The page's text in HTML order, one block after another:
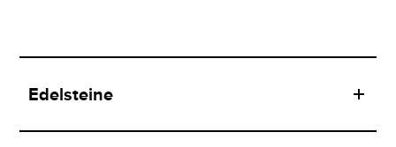
Edelsteine